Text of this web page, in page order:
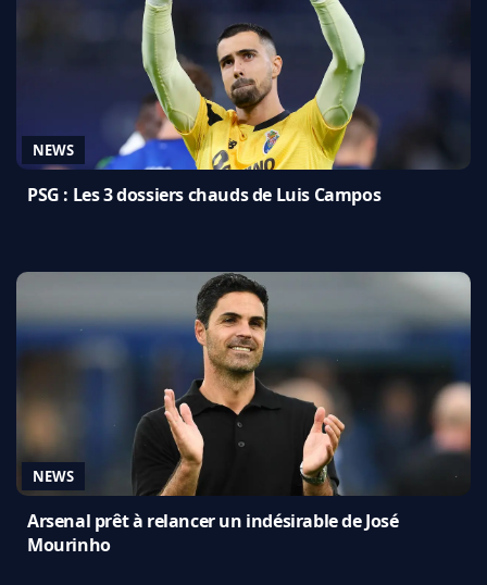
NEWS
PSG : Les 3 dossiers chauds de Luis Campos
NEWS
Arsenal prêt à relancer un indésirable de José
Mourinho